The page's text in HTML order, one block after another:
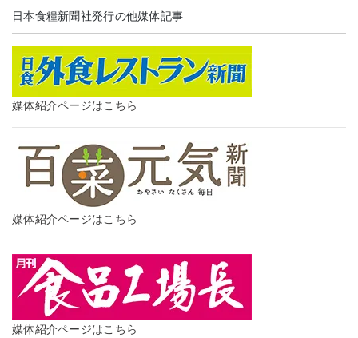
日本食糧新聞社発行の他媒体記事
媒体紹介ページはこちら
媒体紹介ページはこちら
媒体紹介ページはこちら